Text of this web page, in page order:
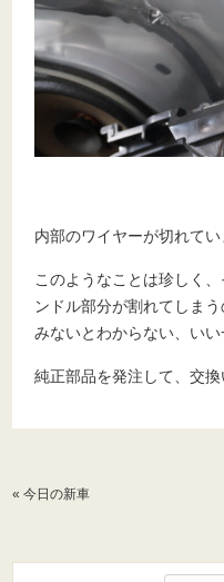
内部のワイヤーが切れてい
このようなことは珍しく
ンドル部分が割れてしま
みないとわからない、いい
純正部品を発注して、交換
«今日の新車